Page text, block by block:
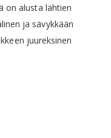
on alusta lähtien
ja sävykkään
juureksinen